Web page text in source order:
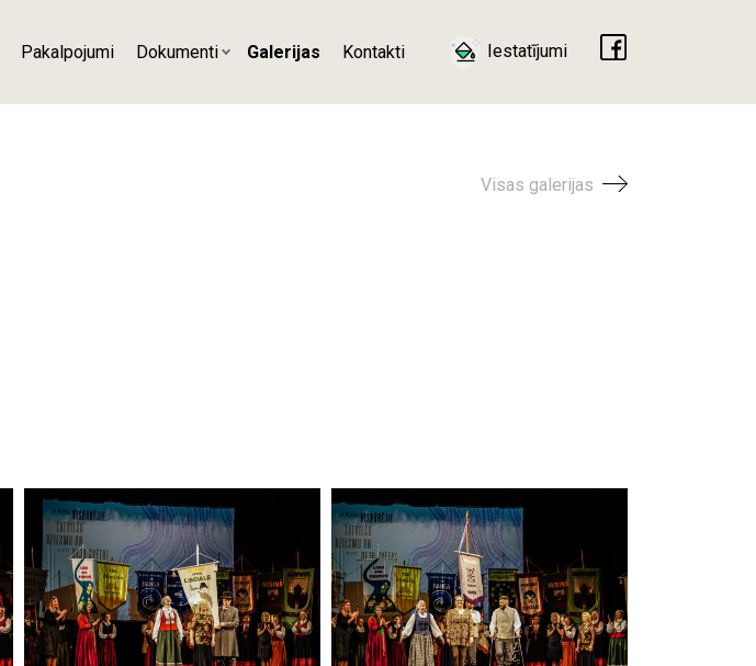
Pakalpojumi Dokumenti Galerijas Kontakti Iestatījumi
Visas galerijas